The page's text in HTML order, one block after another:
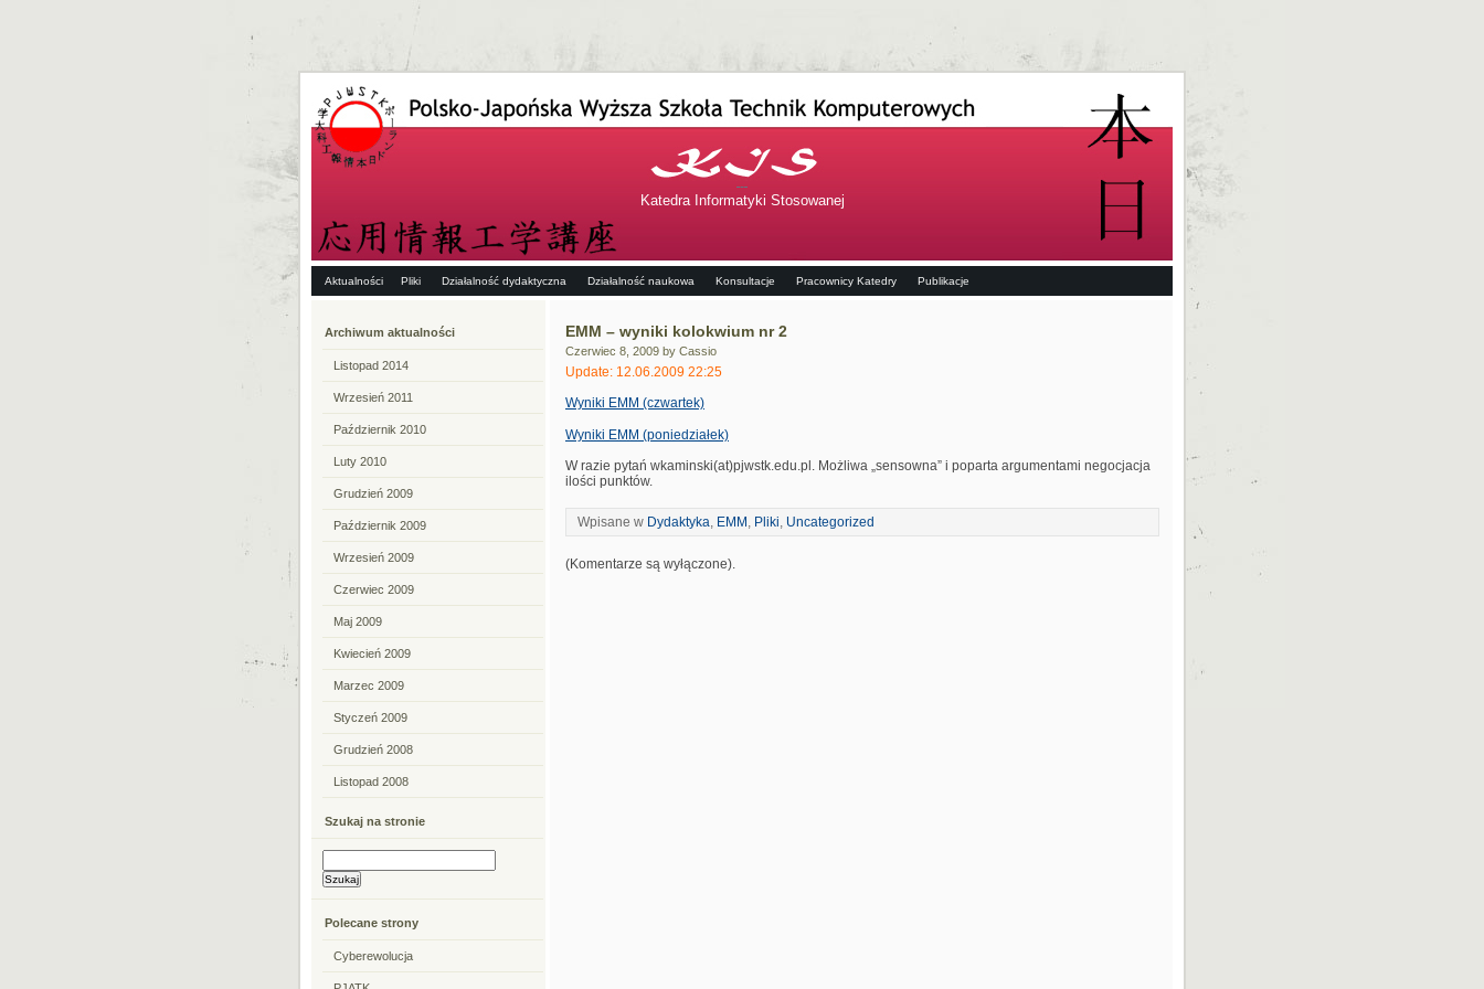
Katedra Informatyki Stosowanej
Aktualności Pliki Działalność dydaktyczna Działalność naukowa Konsultacje Pracownicy Katedry Publikacje
EMM – wyniki kolokwium nr 2
Czerwiec 8, 2009 by Cassio
Update: 12.06.2009 22:25
Wyniki EMM (czwartek)
Wyniki EMM (poniedziałek)
W razie pytań wkaminski(at)pjwstk.edu.pl. Możliwa „sensowna” i poparta argumentami negocjacja
ilości punktów.
Wpisane w Dydaktyka EMM Pliki Uncategorized
(Komentarze są wyłączone).
Archiwum aktualności
Listopad 2014
Wrzesień 2011
Październik 2010
Luty 2010
Grudzień 2009
Październik 2009
Wrzesień 2009
Czerwiec 2009
Maj 2009
Kwiecień 2009
Marzec 2009
Styczeń 2009
Grudzień 2008
Listopad 2008
Szukaj na stronie
Polecane strony
Cyberewolucja